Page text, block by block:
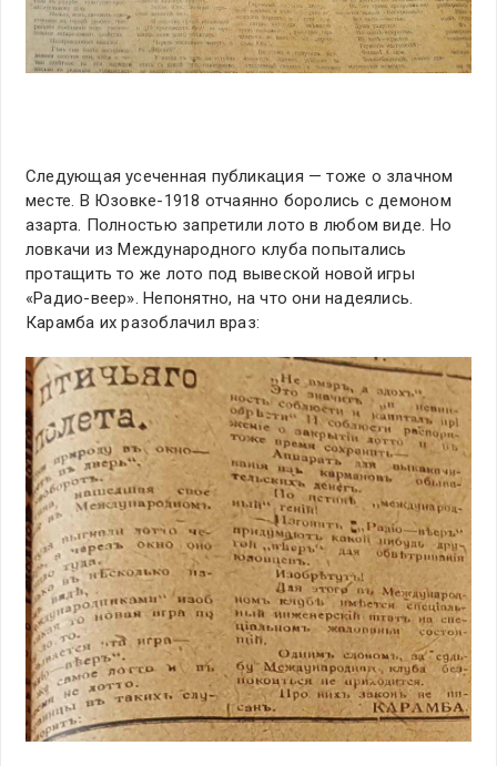
Следующая усеченная публикация — тоже о злачном
месте. В Юзовке-1918 отчаянно боролись с демоном
азарта. Полностью запретили лото в любом виде. Но
ловкачи из Международного клуба попытались
протащить то же лото под вывеской новой игры
«Радио-веер». Непонятно, на что они надеялись.
Карамба их разоблачил враз: